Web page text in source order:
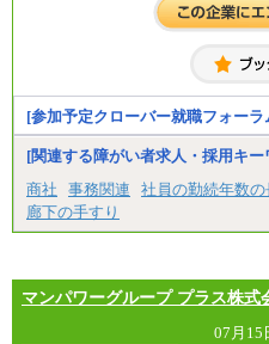
より決定します。
お伝えします。
[参加予定クローバー就職フォーラ
[関連する障がい者求人・採用キ
商社
事務関連 社員の勤続年数の
廊下の手すり
マンパワーグループ プラス株式
07月